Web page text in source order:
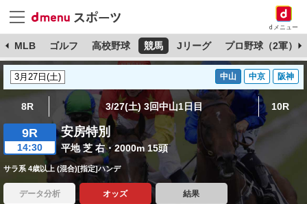
dメニュー
MLB ゴルフ 高校野球 競馬 Jリーグ プロ野球（2軍）
中山 中京 阪神
8R 3/27(土) 3回中山1日目 10R
9R
14:30
安房特別
平地 芝 右・2000m 15頭
サラ系 4歳以上 (混合)[指定]ハンデ
データ分析 オッズ 結果